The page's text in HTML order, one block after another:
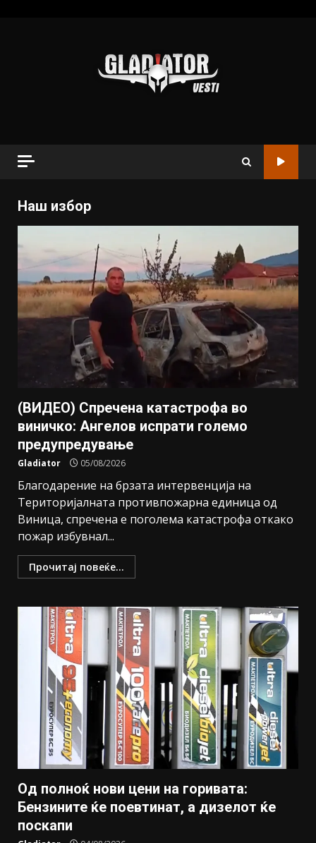
Наш избор
(ВИДЕО) Спречена катастрофа во
виничко: Ангелов испрати големо
предупредување
Gladiator 05/08/2026
Благодарение на брзата интервенција на
Територијалната противпожарна единица од
Виница, спречена е поголема катастрофа откако
пожар избувнал...
Прочитај повеќе...
Од полноќ нови цени на горивата:
Бензините ќе поевтинат, а дизелот ќе
поскапи